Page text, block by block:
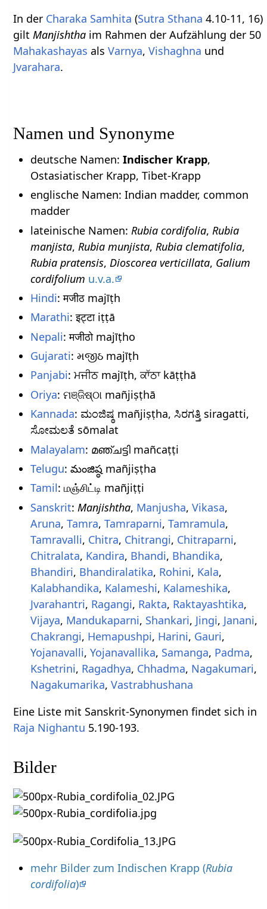
In der Charaka Samhita (Sutra Sthana 4.10-11, 16)
giltManjishtha im Rahmen der Aufzählung der 50
Mahakashayas alsVarnya,Vishaghna und
Jvarahara.
Namen und Synonyme
deutsche Namen: Indischer Krapp,
Ostasiatischer Krapp, Tibet-Krapp
englische Namen: Indian madder, common
madder
lateinische Namen: Rubia cordifolia, Rubia
manjista, Rubia munjista, Rubia clematifolia,
Rubia pratensis, Dioscorea verticillata, Galium
cordifolium u.v.a.
Hindi: मजीठ majīṭh
Marathi: इट्टा iṭṭā
Nepali: मजीठो majīṭho
Gujarati: મજીઠ majīṭh
Panjabi: ਮਜੀਠ majīṭh, ਕਾੱਠਾ kāṭṭhā
Oriya: ମଞ୍ଜିଷ୍ଠା mañjiṣṭhā
Kannada: ಮಂಜಿಷ್ಠ mañjiṣṭha, ಸಿರಗತ್ತಿ siragatti,
ಸೋಮಲತೆ sōmalat
Malayalam: മഞ്ചട്ടി mañcaṭṭi
Telugu: మంజిష్ఠ mañjiṣṭha
Tamil: மஞ்சிட்டி mañjiṭṭi
Sanskrit: Manjishtha, Manjusha, Vikasa,
Aruna, Tamra, Tamraparni, Tamramula,
Tamravalli, Chitra, Chitrangi, Chitraparni,
Chitralata, Kandira, Bhandi, Bhandika,
Bhandiri, Bhandiralatika, Rohini, Kala,
Kalabhandika, Kalameshi, Kalameshika,
Jvarahantri, Ragangi, Rakta, Raktayashtika,
Vijaya, Mandukaparni, Shankari, Jingi, Janani,
Chakrangi, Hemapushpi, Harini, Gauri,
Yojanavalli, Yojanavallika, Samanga, Padma,
Kshetrini, Ragadhya, Chhadma, Nagakumari,
Nagakumarika, Vastrabhushana
Eine Liste mit Sanskrit-Synonymen findet sich in
Raja Nighantu 5.190-193.
Bilder
mehr Bilder zum Indischen Krapp (Rubia
cordifolia)